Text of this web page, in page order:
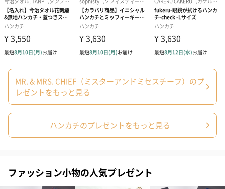
MR. & MRS. CHIEF（ミスターアンドミセスチーフ）のプ
レゼントをもっと見る
ハンカチのプレゼントをもっと見る
ファッション小物の人気プレゼント